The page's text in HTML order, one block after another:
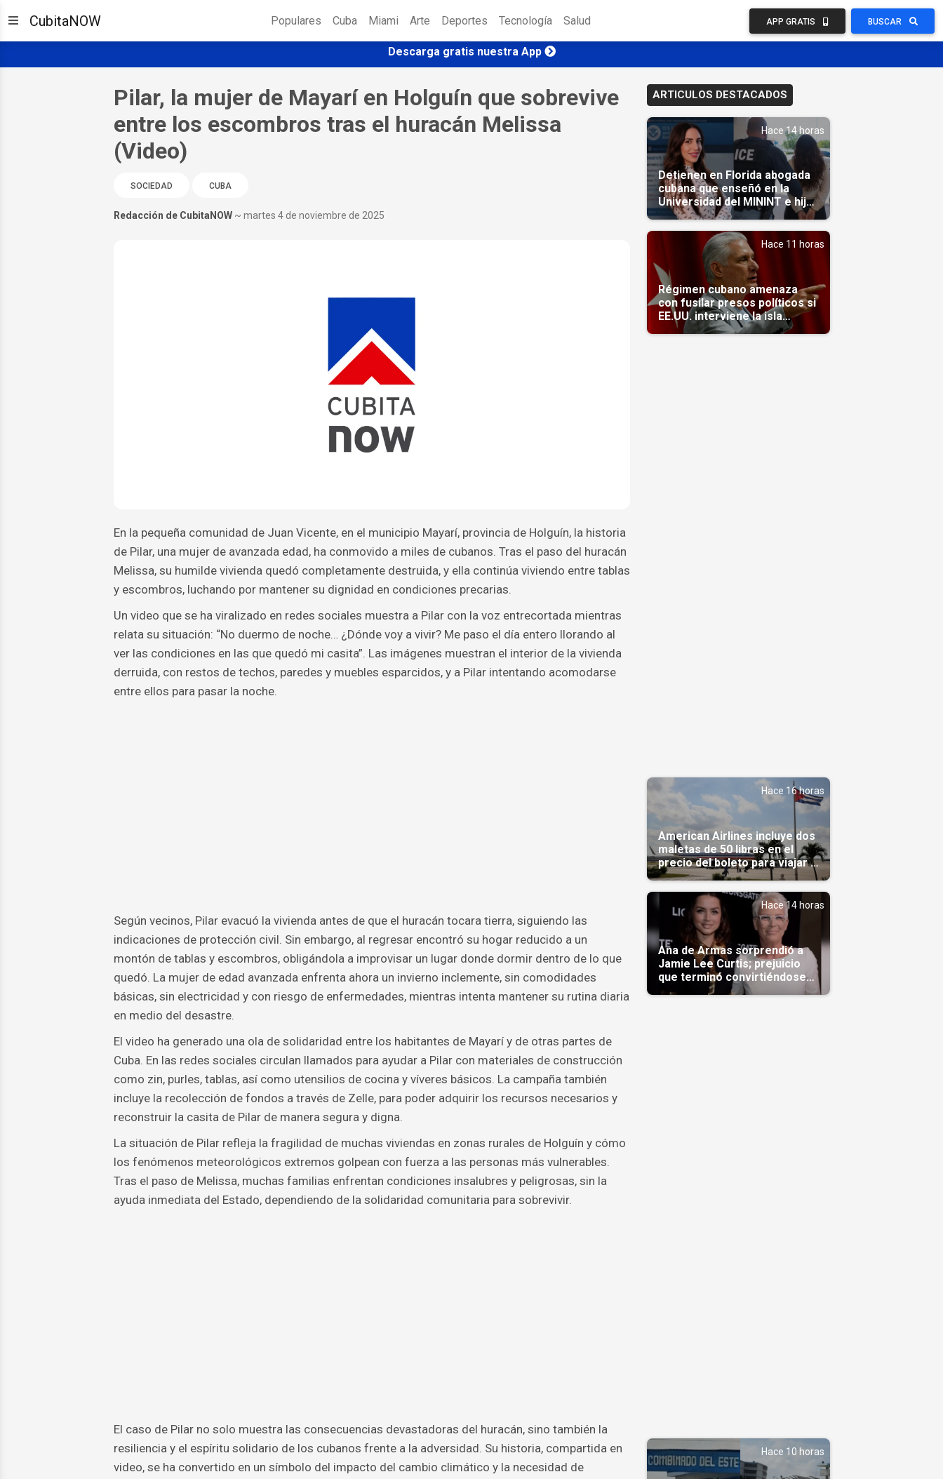
CubitaNOW Populares Cuba Miami Arte Deportes Tecnología Salud APP GRATIS BUSCAR
Descarga gratis nuestra App
Pilar, la mujer de Mayarí en Holguín que sobrevive
entre los escombros tras el huracán Melissa
(Video)
SOCIEDAD CUBA
Redacción de CubitaNOW ~ martes 4 de noviembre de 2025
En la pequeña comunidad de Juan Vicente, en el municipio Mayarí, provincia de Holguín, la historia
de Pilar, una mujer de avanzada edad, ha conmovido a miles de cubanos. Tras el paso del huracán
Melissa, su humilde vivienda quedó completamente destruida, y ella continúa viviendo entre tablas
y escombros, luchando por mantener su dignidad en condiciones precarias.
Un video que se ha viralizado en redes sociales muestra a Pilar con la voz entrecortada mientras
relata su situación: “No duermo de noche… ¿Dónde voy a vivir? Me paso el día entero llorando al
ver las condiciones en las que quedó mi casita”. Las imágenes muestran el interior de la vivienda
derruida, con restos de techos, paredes y muebles esparcidos, y a Pilar intentando acomodarse
entre ellos para pasar la noche.
Según vecinos, Pilar evacuó la vivienda antes de que el huracán tocara tierra, siguiendo las
indicaciones de protección civil. Sin embargo, al regresar encontró su hogar reducido a un
montón de tablas y escombros, obligándola a improvisar un lugar donde dormir dentro de lo que
quedó. La mujer de edad avanzada enfrenta ahora un invierno inclemente, sin comodidades
básicas, sin electricidad y con riesgo de enfermedades, mientras intenta mantener su rutina diaria
en medio del desastre.
El video ha generado una ola de solidaridad entre los habitantes de Mayarí y de otras partes de
Cuba. En las redes sociales circulan llamados para ayudar a Pilar con materiales de construcción
como zin, purles, tablas, así como utensilios de cocina y víveres básicos. La campaña también
incluye la recolección de fondos a través de Zelle, para poder adquirir los recursos necesarios y
reconstruir la casita de Pilar de manera segura y digna.
La situación de Pilar refleja la fragilidad de muchas viviendas en zonas rurales de Holguín y cómo
los fenómenos meteorológicos extremos golpean con fuerza a las personas más vulnerables.
Tras el paso de Melissa, muchas familias enfrentan condiciones insalubres y peligrosas, sin la
ayuda inmediata del Estado, dependiendo de la solidaridad comunitaria para sobrevivir.
El caso de Pilar no solo muestra las consecuencias devastadoras del huracán, sino también la
resiliencia y el espíritu solidario de los cubanos frente a la adversidad. Su historia, compartida en
video, se ha convertido en un símbolo del impacto del cambio climático y la necesidad de
ARTICULOS DESTACADOS
Hace 14 horas
Detienen en Florida abogada
cubana que enseñó en la
Universidad del MININT e hija
de diplomático cubano
Hace 11 horas
Régimen cubano amenaza
con fusilar presos políticos si
EE.UU. interviene la isla
(Video)
Hace 16 horas
American Airlines incluye dos
maletas de 50 libras en el
precio del boleto para viajar a
Cuba en agosto
Hace 14 horas
Ana de Armas sorprendió a
Jamie Lee Curtis; prejuicio
que terminó convirtiéndose
en admiración en Hollywood
Hace 10 horas